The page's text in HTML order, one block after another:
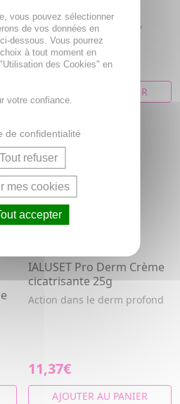
Accélère la cicatrisation,
Active la régénération
tissulaire
6,78€
AJOUTER AU PANIER
IALUSET Pro Derm Crème
cicatrisante 25g
Action dans le derm profond
11,37€
AJOUTER AU PANIER
vous pouvez sélectionner
de vos données en
dessous. Vous pourrez
à tout moment en
des Cookies" en
votre confiance.
de confidentialité
Tout refuser
mes cookies
accepter